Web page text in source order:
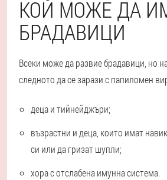
КОЙ МОЖЕ ДА
БРАДАВИЦИ
Всеки може да развие брадавици, но
следното да се зарази с папиломен
деца и тийнейджъри;
възрастни и деца, които имат
си или да гризат шупли;
хора с отслабена имунна система.